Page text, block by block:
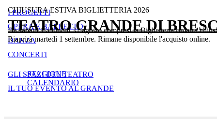
TEATRO GRANDE DI
STAGIONE
CALENDARIO
CHIUSURA ESTIVA BIGLIETTERIA 2026
Da sabato 1 a lunedì 31 agosto compresi la Biglietteria rimarrà
Riaprirà martedì 1 settembre. Rimane disponibile l'acquisto online.
I PROGETTI
OPERA E BALLETTO
DANZA
CONCERTI
GLI SPAZI DEL TEATRO
IL TUO EVENTO AL GRANDE
Chiuso
Chiuso
Chiuso
Chiuso